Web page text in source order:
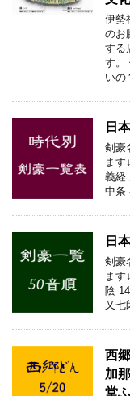
伊勢
のお
する
す。
いの
日
剣豪
ま
義経
中条
日
剣豪
ま
陰
又
西
加
堂